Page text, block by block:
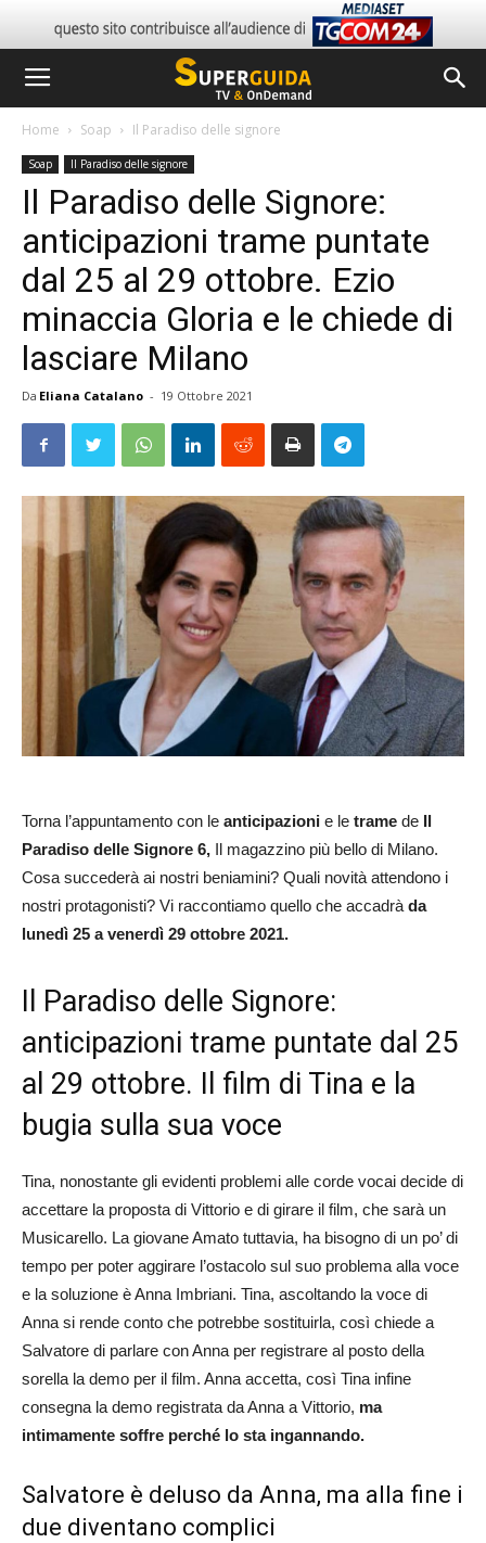
Home Soap Il Paradiso delle signore
Soap Il Paradiso delle signore
Il Paradiso delle Signore:
anticipazioni trame puntate
dal 25 al 29 ottobre. Ezio
minaccia Gloria e le chiede di
lasciare Milano
Da Eliana Catalano - 19 Ottobre 2021
Torna l’appuntamento con le anticipazioni e le trame de Il
Paradiso delle Signore 6, Il magazzino più bello di Milano.
Cosa succederà ai nostri beniamini? Quali novità attendono i
nostri protagonisti? Vi raccontiamo quello che accadrà da
lunedì 25 a venerdì 29 ottobre 2021.
Il Paradiso delle Signore:
anticipazioni trame puntate dal 25
al 29 ottobre. Il film di Tina e la
bugia sulla sua voce
Tina, nonostante gli evidenti problemi alle corde vocai decide di
accettare la proposta di Vittorio e di girare il film, che sarà un
Musicarello. La giovane Amato tuttavia, ha bisogno di un po’ di
tempo per poter aggirare l’ostacolo sul suo problema alla voce
e la soluzione è Anna Imbriani. Tina, ascoltando la voce di
Anna si rende conto che potrebbe sostituirla, così chiede a
Salvatore di parlare con Anna per registrare al posto della
sorella la demo per il film. Anna accetta, così Tina infine
consegna la demo registrata da Anna a Vittorio, ma
intimamente soffre perché lo sta ingannando.
Salvatore è deluso da Anna, ma alla fine i
due diventano complici